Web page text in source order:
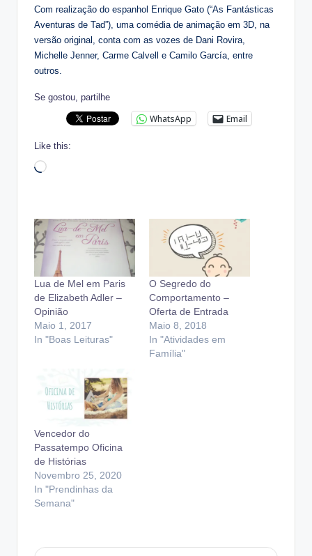
Com realização do espanhol Enrique Gato (“As Fantásticas
Aventuras de Tad”), uma comédia de animação em 3D, na
versão original, conta com as vozes de Dani Rovira,
Michelle Jenner, Carme Calvell e Camilo García, entre
outros.
Se gostou, partilhe
WhatsApp Email
Like this:
Loading…
Lua de Mel em Paris
de Elizabeth Adler –
Opinião
Maio 1, 2017
In "Boas Leituras"
O Segredo do
Comportamento –
Oferta de Entrada
Maio 8, 2018
In "Atividades em
Família"
Vencedor do
Passatempo Oficina
de Histórias
Novembro 25, 2020
In "Prendinhas da
Semana"